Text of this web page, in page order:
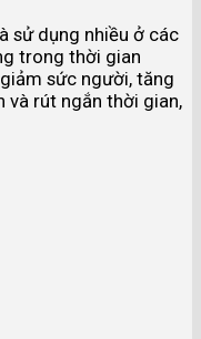
sử dụng nhiều ở các
trong thời gian
sức người, tăng
và rút ngắn thời gian,